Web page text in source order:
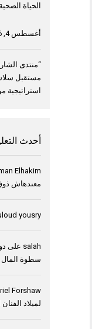
الحياة
أغسطس 4, 2026
مستقبل
استراتيجية
أحدث
Elhakim
معندهاش
yousry
salah على
سطوة المال
Forshaw
لميلاد